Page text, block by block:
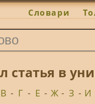
Словари
статья в
В - Г - Е - Ж - З - И